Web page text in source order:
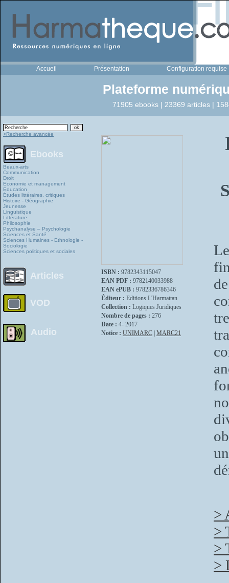
Accueil Présentation Configuration requise
Plateforme
71905 ebooks | 23369 articles |
>Recherche avancée
Ebooks
Beaux-arts
Communication
Droit
Economie et management
Education
Études littéraires, critiques
Histoire - Géographie
Jeunesse
Linguistique
Littérature
Philosophie
Psychanalyse – Psychologie
Sciences et Santé
Sciences Humaines - Ethnologie -
Sociologie
Sciences politiques et sociales
Articles
VOD
Audio
ISBN : 9782343115047
EAN PDF : 9782140033988
EAN ePUB : 9782336786346
Éditeur : Editions L'Harmattan
Collection : Logiques Juridiques
Nombre de pages : 276
Date : 4- 2017
Notice : UNIMARC MARC21
>
>
>
>